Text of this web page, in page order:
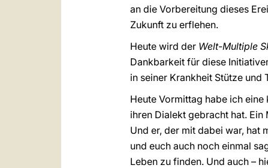
an die Vorbereitung dieses
Zukunft zu erflehen.
Heute wird der Welt-Multiple
Dankbarkeit für diese
in seiner Krankheit Stütze und
Heute Vormittag habe ich
ihren Dialekt gebracht hat. Ein
Und er, der mit dabei war, hat
und euch auch noch einmal
Leben zu finden. Und auch –